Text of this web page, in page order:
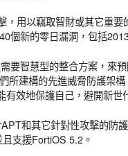
用以竊取智財或其它重要
個新的零日漏洞，包括
要智慧型的整合方案，來
所建構的先進威脅防護架
效地保護自己，避開新世
和其它針對性攻擊的防
支援FortiOS 5.2 。